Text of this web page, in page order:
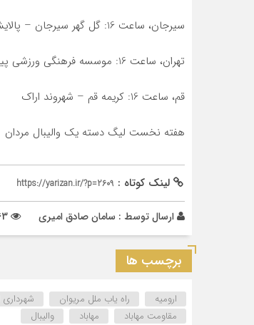
سیرجان، ساعت 16: گل گهر سیرجان – پالایش نفت آبادان
تهران، ساعت 16: موسسه فرهنگی ورزشی پیروزی کیش – عقاب تهران
قم، ساعت 16: کریمه قم – شهروند اراک
هفته نخست لیگ دسته یک والیبال مردان
لینک کوتاه : https://yarizan.ir/?p=2609
ارسال توسط : سامان صادق امیری
برچسب ها
ارومیه راه یاب ملل مریوان شهرداری
مقاومت مهاباد
مهاباد والیبال